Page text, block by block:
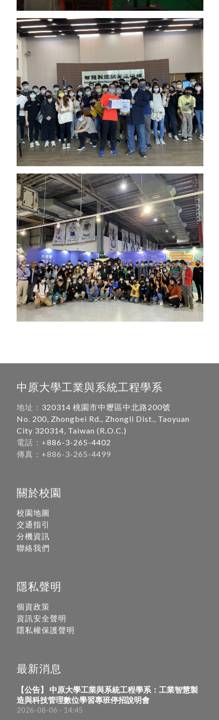
中原大學工業與系統工程學系
地址： 320314 桃園市中壢區中北路200號
No. 200, Zhongbei Rd., Zhongli Dist., Taoyuan
City 320314, Taiwan (R.O.C.)
電話：+886-3-265-4402
傳真：+886-3-265-4499
關於校園
校園地圖
交通指引
分機資訊
聯絡我們
隱私聲明
個資政策
資訊安全聲明
隱私權保護聲明
最新消息
【公告】 中原大學工業與系統工程學系：工業智慧製
造與科技管理數位學習專班停招說明會
2026-08-06 - 14:45